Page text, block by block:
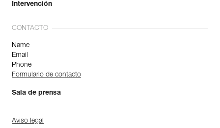
Intervención
CONTACTO
Name
Email
Phone
Formulario de contacto
Sala de prensa
Aviso legal